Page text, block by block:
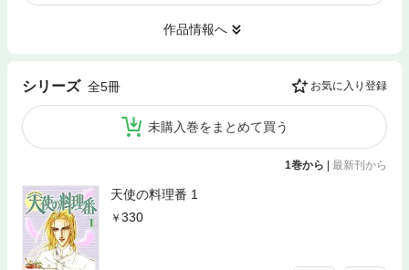
作品情報へ
シリーズ 全5冊 お気に入り登録
未購入巻をまとめて買う
1巻から 最新刊から
天使の料理番 1
330